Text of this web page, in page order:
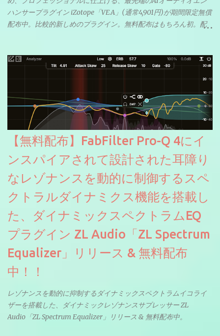
ハンサープラグイン iZotope「VEA」(通常4,901円)が期間限定無償
配布中。比較的新しめのプラグイン。無料配布はもちろん初。配
【無料配布】FabFilter Pro-Q 4にイ
ンスパイアされて設計された耳障り
なレゾナンスを動的に制御するスペ
クトラルダイナミクス機能を搭載し
た、ダイナミックスペクトラムEQ
プラグイン ZL Audio「ZL Spectrum
Equalizer」リリース & 無料配布
中！！
レゾナンスを動的に抑制するダイナミックスペクトラムイコライ
ザーを搭載した、ダイナミックレゾナンスサプレッサー ZL
Audio「ZL Spectrum Equalizer」リリース & 無料配布中。